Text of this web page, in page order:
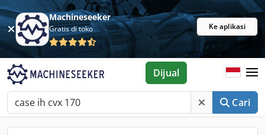
Machineseeker
Gratis di toko Ke aplikasi
Cari
Dijual